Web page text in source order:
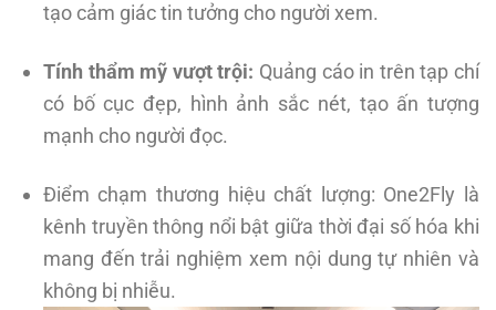
tạo cảm giác tin tưởng cho người xem.
Tính thẩm mỹ vượt trội: Quảng cáo in trên tạp chí
có bố cục đẹp, hình ảnh sắc nét, tạo ấn tượng
mạnh cho người đọc.
Điểm chạm thương hiệu chất lượng: One2Fly là
kênh truyền thông nổi bật giữa thời đại số hóa khi
mang đến trải nghiệm xem nội dung tự nhiên và
không bị nhiễu.